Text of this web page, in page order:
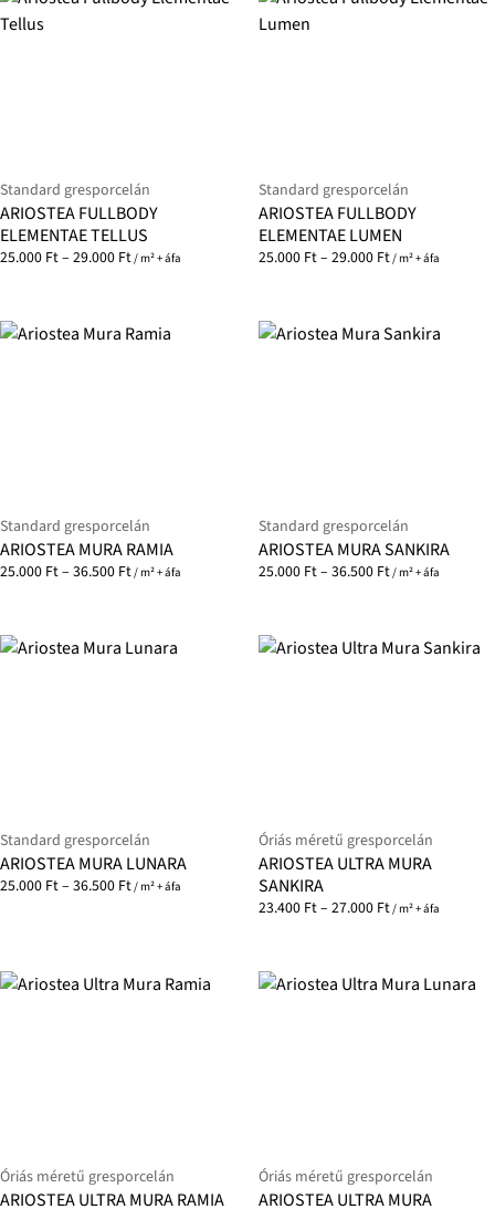
Standard gresporcelán
ARIOSTEA FULLBODY
ELEMENTAE TELLUS
25.000 Ft– 29.000 Ft/ m² + áfa
Standard gresporcelán
ARIOSTEA FULLBODY
ELEMENTAE LUMEN
25.000 Ft– 29.000 Ft/ m² + áfa
Standard gresporcelán
ARIOSTEA MURA RAMIA
25.000 Ft– 36.500 Ft/ m² + áfa
Standard gresporcelán
ARIOSTEA MURA SANKIRA
25.000 Ft– 36.500 Ft/ m² + áfa
Standard gresporcelán
ARIOSTEA MURA LUNARA
25.000 Ft– 36.500 Ft/ m² + áfa
Óriás méretű gresporcelán
ARIOSTEA ULTRA MURA
SANKIRA
23.400 Ft– 27.000 Ft/ m² + áfa
Óriás méretű gresporcelán
ARIOSTEA ULTRA MURA RAMIA
Óriás méretű gresporcelán
ARIOSTEA ULTRA MURA